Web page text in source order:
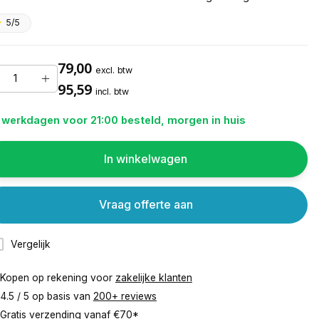
5/5
79,00 excl. btw
95,59 incl. btw
werkdagen voor 21:00 besteld, morgen in huis
In winkelwagen
Vergelijk
Vraag offerte aan
Kopen op rekening voor zakelijke klanten
4.5 / 5 op basis van 200+ reviews
Gratis verzending vanaf €70*